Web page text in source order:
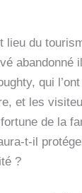
lieu du
abandonné
qui
et les
de la
t-il
?